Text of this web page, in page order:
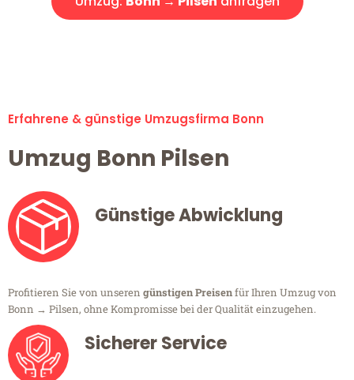
Erfahrene & günstige Umzugsfirma Bonn
Umzug Bonn Pilsen
Günstige Abwicklung
Profitieren Sie von unseren günstigen Preisenfür Ihren Umzug von
Bonn → Pilsen, ohne Kompromisse bei der Qualität einzugehen.
Sicherer Service